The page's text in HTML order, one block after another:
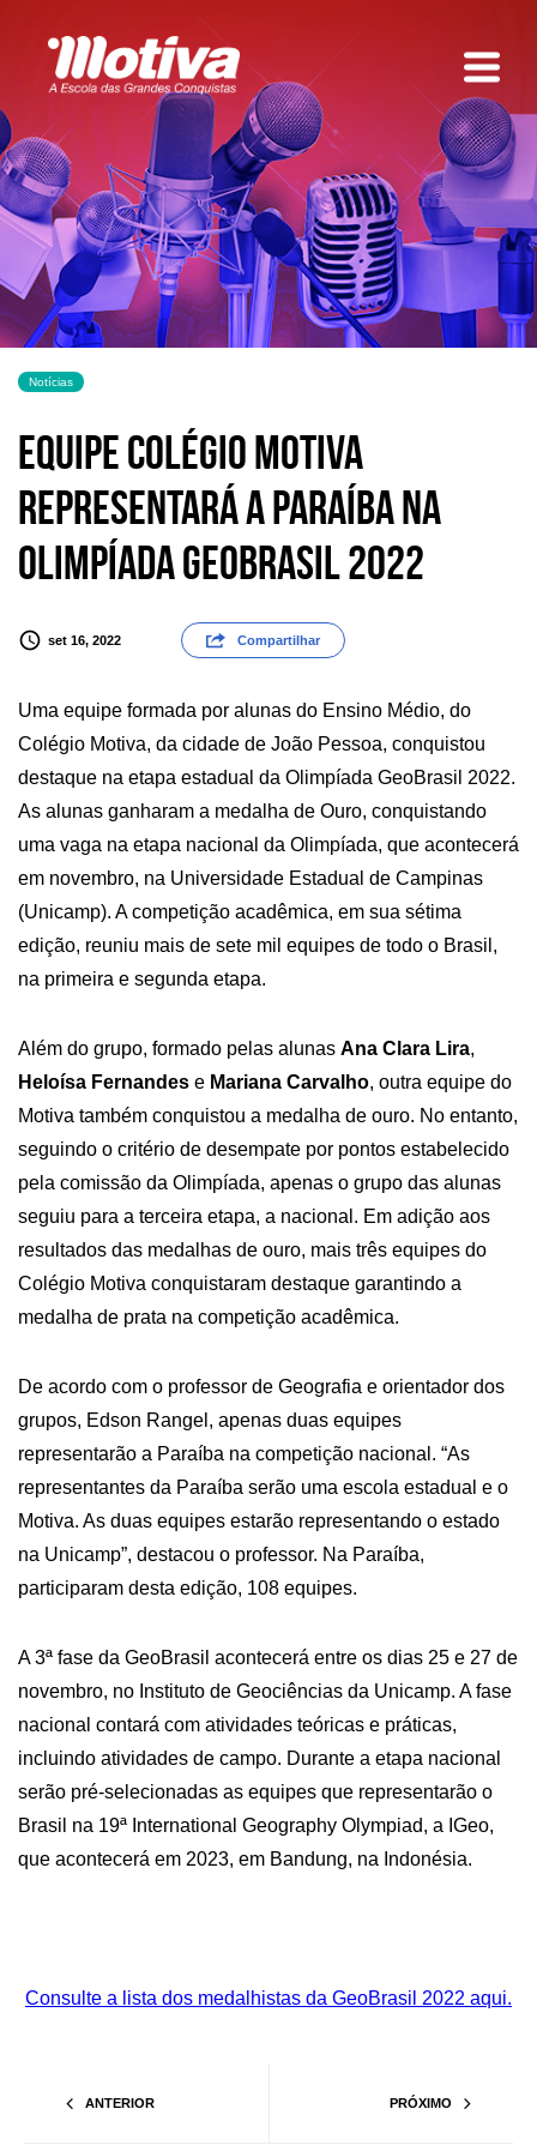
Notícias
Equipe Colégio Motiva
representará a Paraíba na
Olimpíada GeoBrasil 2022
set 16, 2022 Compartilhar
Uma equipe formada por alunas do Ensino Médio, do
Colégio Motiva, da cidade de João Pessoa, conquistou
destaque na etapa estadual da Olimpíada GeoBrasil 2022.
As alunas ganharam a medalha de Ouro, conquistando
uma vaga na etapa nacional da Olimpíada, que acontecerá
em novembro, na Universidade Estadual de Campinas
(Unicamp). A competição acadêmica, em sua sétima
edição, reuniu mais de sete mil equipes de todo o Brasil,
na primeira e segunda etapa.
Além do grupo, formado pelas alunas Ana Clara Lira,
Heloísa Fernandes e Mariana Carvalho, outra equipe do
Motiva também conquistou a medalha de ouro. No entanto,
seguindo o critério de desempate por pontos estabelecido
pela comissão da Olimpíada, apenas o grupo das alunas
seguiu para a terceira etapa, a nacional. Em adição aos
resultados das medalhas de ouro, mais três equipes do
Colégio Motiva conquistaram destaque garantindo a
medalha de prata na competição acadêmica.
De acordo com o professor de Geografia e orientador dos
grupos, Edson Rangel, apenas duas equipes
representarão a Paraíba na competição nacional. “As
representantes da Paraíba serão uma escola estadual e o
Motiva. As duas equipes estarão representando o estado
na Unicamp”, destacou o professor. Na Paraíba,
participaram desta edição, 108 equipes.
A 3ª fase da GeoBrasil acontecerá entre os dias 25 e 27 de
novembro, no Instituto de Geociências da Unicamp. A fase
nacional contará com atividades teóricas e práticas,
incluindo atividades de campo. Durante a etapa nacional
serão pré-selecionadas as equipes que representarão o
Brasil na 19ª International Geography Olympiad, a IGeo,
que acontecerá em 2023, em Bandung, na Indonésia.
Consulte a lista dos medalhistas da GeoBrasil 2022 aqui.
ANTERIOR PRÓXIMO